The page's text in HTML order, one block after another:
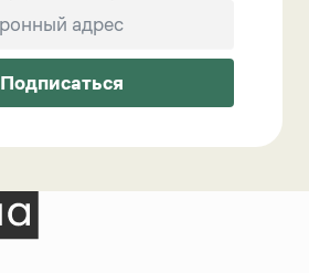
Подписаться